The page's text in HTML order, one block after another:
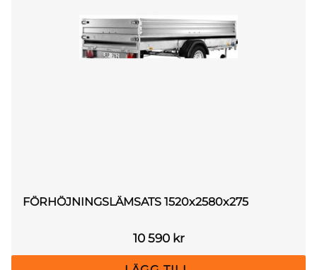
FÖRHÖJNINGSLÄMSATS 1520x2580x275
10 590kr